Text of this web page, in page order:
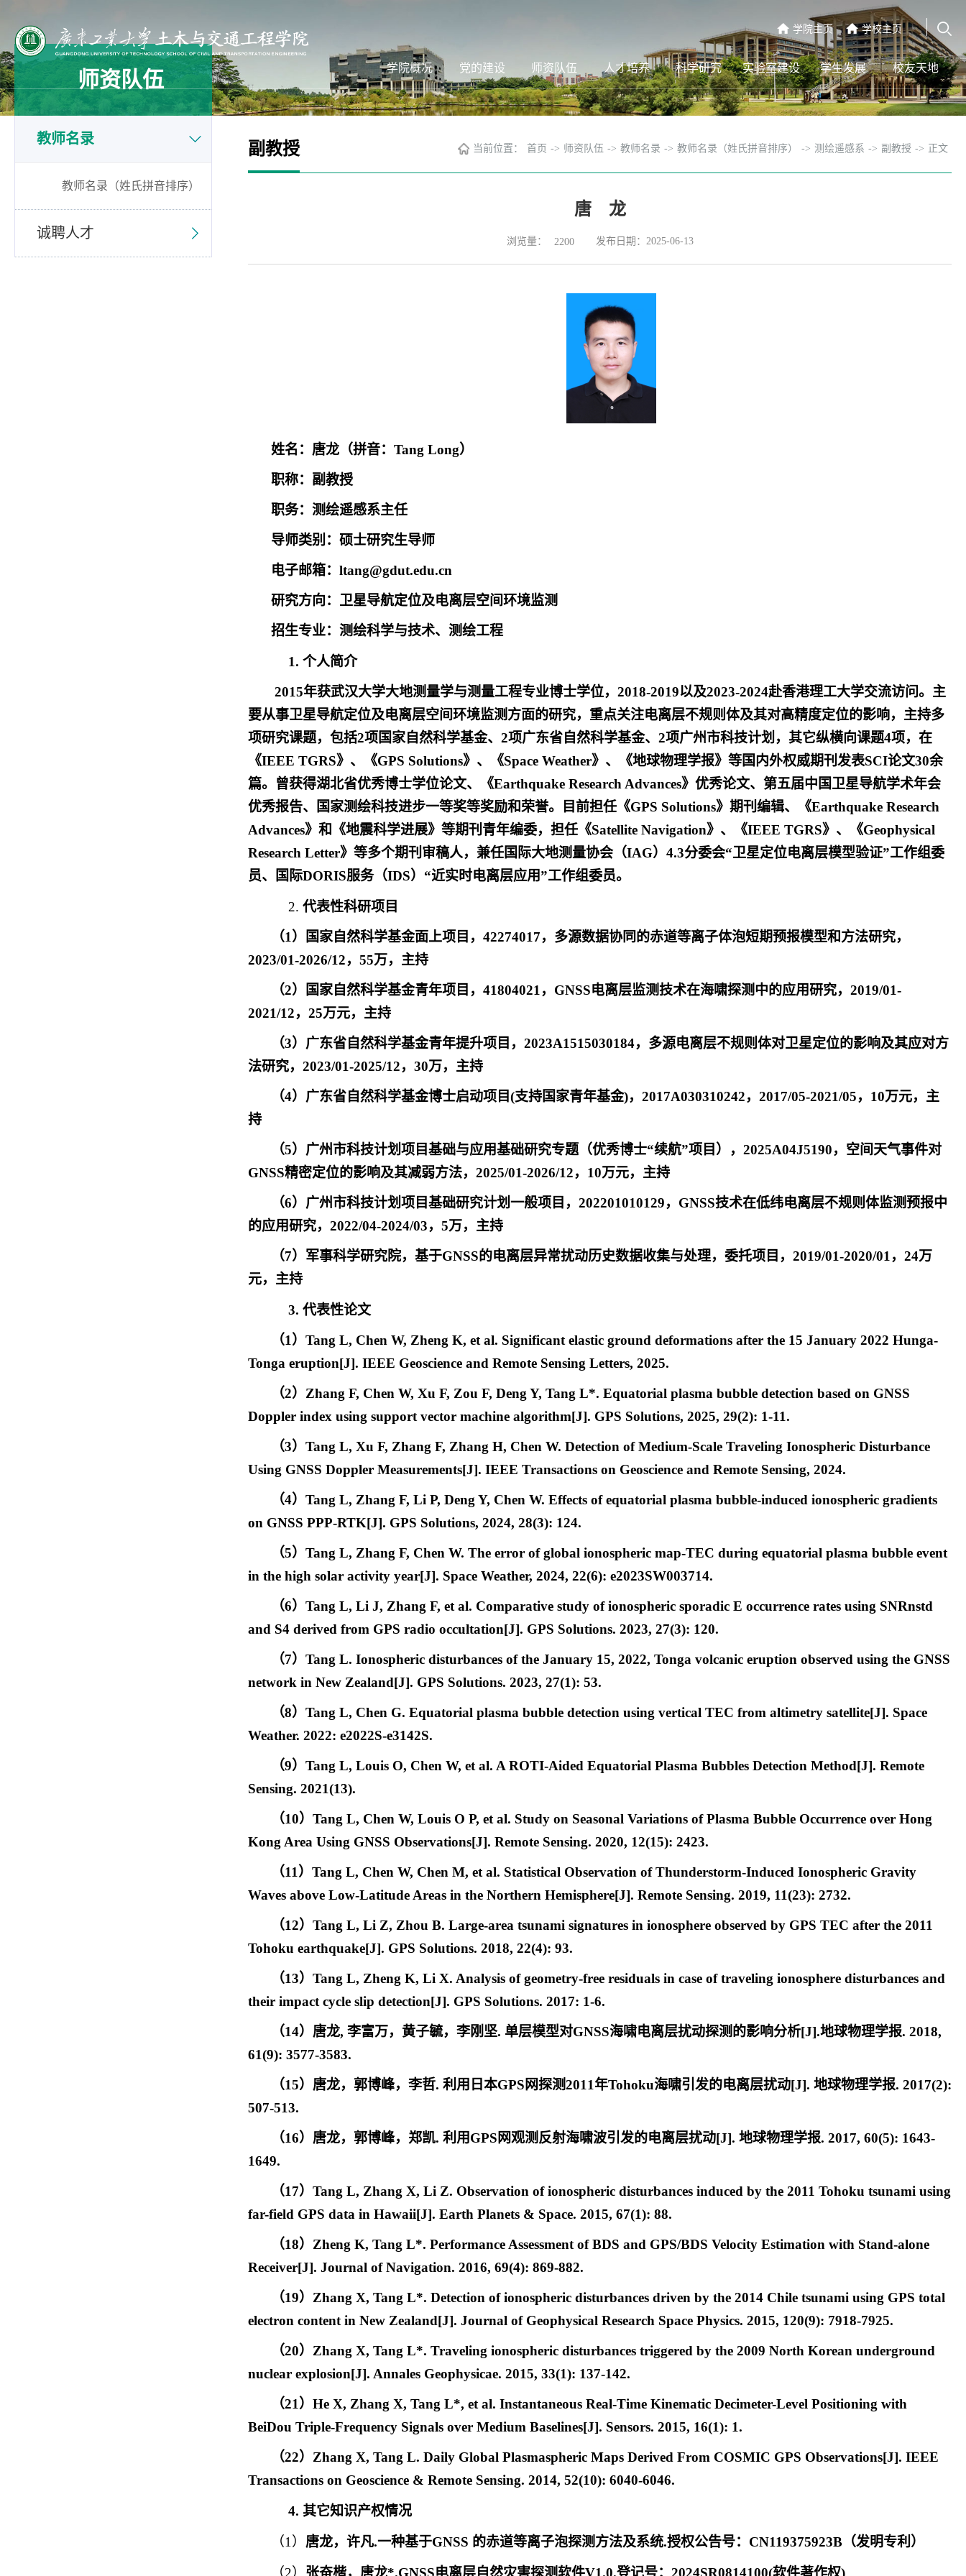
学校主页
学院主页
学院概况 党的建设 师资队伍 人才培养 科学研究 实验室建设 学生发展 校友天地
师资队伍
教师名录
教师名录（姓氏拼音排序）
诚聘人才
副教授 当前位置： 首页 -> 师资队伍 -> 教师名录 -> 教师名录（姓氏拼音排序） -> 测绘遥感系 -> 副教授 -> 正文
唐 龙
浏览量： 2200 发布日期：2025-06-13
姓名： 唐龙 （拼音： Tang Long）
职称： 副教授
职务： 测绘遥感系主任
导师类别： 硕士研究生导师
电子邮箱： ltang@gdut.edu.cn
研究方向： 卫星导航定位及电离层空间环境监测
招生专业： 测绘科学与技术、测绘工程
1. 个人简介
2015年获武汉大学大地测量学与测量工程专业博士学位，2018-2019以及2023-2024赴香港理工大学交流访问。主
要从事卫星导航定位及电离层空间环境监测方面的研究，重点关注电离层不规则体及其对高精度定位的影响，主持多
项研究课题，包括2项国家自然科学基金、2项广东省自然科学基金、2项广州市科技计划，其它纵横向课题4项，在
《IEEE TGRS》、《GPS Solutions》、《Space Weather》、《地球物理学报》等国内外权威期刊发表SCI论文30余
篇。曾获得湖北省优秀博士学位论文、《Earthquake Research Advances》优秀论文、第五届中国卫星导航学术年会
优秀报告、国家测绘科技进步一等奖等奖励和荣誉。目前担任《GPS Solutions》期刊编辑、《Earthquake Research
Advances》和《地震科学进展》等期刊青年编委，担任《Satellite Navigation》、《IEEE TGRS》、《Geophysical
Research Letter》等多个期刊审稿人，兼任国际大地测量协会（IAG）4.3分委会“卫星定位电离层模型验证”工作组委
员、国际DORIS服务（IDS）“近实时电离层应用”工作组委员。
2. 代表性科研项目
（1）国家自然科学基金面上项目，42274017，多源数据协同的赤道等离子体泡短期预报模型和方法研究，
2023/01-2026/12，55万，主持
（2）国家自然科学基金青年项目，41804021，GNSS电离层监测技术在海啸探测中的应用研究，2019/01-
2021/12，25万元，主持
（3）广东省自然科学基金青年提升项目，2023A1515030184，多源电离层不规则体对卫星定位的影响及其应对方
法研究，2023/01-2025/12，30万，主持
（4）广东省自然科学基金博士启动项目(支持国家青年基金)，2017A030310242，2017/05-2021/05，10万元，主
持
（5）广州市科技计划项目基础与应用基础研究专题（优秀博士“续航”项目），2025A04J5190，空间天气事件对
GNSS精密定位的影响及其减弱方法，2025/01-2026/12，10万元，主持
（6）广州市科技计划项目基础研究计划一般项目，202201010129，GNSS技术在低纬电离层不规则体监测预报中
的应用研究，2022/04-2024/03，5万，主持
（7）军事科学研究院，基于GNSS的电离层异常扰动历史数据收集与处理，委托项目，2019/01-2020/01，24万
元，主持
3. 代表性论文
（1） Tang L, Chen W, Zheng K, et al. Significant elastic ground deformations after the 15 January 2022 Hunga-
Tonga eruption[J]. IEEE Geoscience and Remote Sensing Letters, 2025.
（2） Zhang F, Chen W, Xu F, Zou F, Deng Y, Tang L*. Equatorial plasma bubble detection based on GNSS
Doppler index using support vector machine algorithm[J]. GPS Solutions, 2025, 29(2): 1-11.
（3） Tang L, Xu F, Zhang F, Zhang H, Chen W. Detection of Medium-Scale Traveling Ionospheric Disturbance
Using GNSS Doppler Measurements[J]. IEEE Transactions on Geoscience and Remote Sensing, 2024.
（4） Tang L, Zhang F, Li P, Deng Y, Chen W. Effects of equatorial plasma bubble-induced ionospheric gradients
on GNSS PPP-RTK[J]. GPS Solutions, 2024, 28(3): 124.
（5） Tang L, Zhang F, Chen W. The error of global ionospheric map‐TEC during equatorial plasma bubble event
in the high solar activity year[J]. Space Weather, 2024, 22(6): e2023SW003714.
（6） Tang L, Li J, Zhang F, et al. Comparative study of ionospheric sporadic E occurrence rates using SNRnstd
and S4 derived from GPS radio occultation[J]. GPS Solutions. 2023, 27(3): 120.
（7） Tang L. Ionospheric disturbances of the January 15, 2022, Tonga volcanic eruption observed using the GNSS
network in New Zealand[J]. GPS Solutions. 2023, 27(1): 53.
（8） Tang L, Chen G. Equatorial plasma bubble detection using vertical TEC from altimetry satellite[J]. Space
Weather. 2022: e2022S-e3142S.
（9） Tang L, Louis O, Chen W, et al. A ROTI-Aided Equatorial Plasma Bubbles Detection Method[J]. Remote
Sensing. 2021(13).
（10） Tang L, Chen W, Louis O P, et al. Study on Seasonal Variations of Plasma Bubble Occurrence over Hong
Kong Area Using GNSS Observations[J]. Remote Sensing. 2020, 12(15): 2423.
（11 ） Tang L, Chen W, Chen M, et al. Statistical Observation of Thunderstorm-Induced Ionospheric Gravity
Waves above Low-Latitude Areas in the Northern Hemisphere[J]. Remote Sensing. 2019, 11(23): 2732.
（12） Tang L, Li Z, Zhou B. Large-area tsunami signatures in ionosphere observed by GPS TEC after the 2011
Tohoku earthquake[J]. GPS Solutions. 2018, 22(4): 93.
（13） Tang L, Zheng K, Li X. Analysis of geometry-free residuals in case of traveling ionosphere disturbances and
their impact cycle slip detection[J]. GPS Solutions. 2017: 1-6.
（14） 唐龙, 李富万，黄子毓，李刚坚. 单层模型对GNSS海啸电离层扰动探测的影响分析[J].地球物理学报. 2018,
61(9): 3577-3583.
（15） 唐龙，郭博峰，李哲. 利用日本GPS网探测2011年Tohoku海啸引发的电离层扰动[J]. 地球物理学报. 2017(2):
507-513.
（16） 唐龙，郭博峰，郑凯. 利用GPS网观测反射海啸波引发的电离层扰动[J]. 地球物理学报. 2017, 60(5): 1643-
1649.
（17） Tang L, Zhang X, Li Z. Observation of ionospheric disturbances induced by the 2011 Tohoku tsunami using
far-field GPS data in Hawaii[J]. Earth Planets & Space. 2015, 67(1): 88.
（18） Zheng K, Tang L*. Performance Assessment of BDS and GPS/BDS Velocity Estimation with Stand-alone
Receiver[J]. Journal of Navigation. 2016, 69(4): 869-882.
（19） Zhang X, Tang L*. Detection of ionospheric disturbances driven by the 2014 Chile tsunami using GPS total
electron content in New Zealand[J]. Journal of Geophysical Research Space Physics. 2015, 120(9): 7918-7925.
（20） Zhang X, Tang L*. Traveling ionospheric disturbances triggered by the 2009 North Korean underground
nuclear explosion[J]. Annales Geophysicae. 2015, 33(1): 137-142.
（21 ） He X, Zhang X, Tang L*, et al. Instantaneous Real-Time Kinematic Decimeter-Level Positioning with
BeiDou Triple-Frequency Signals over Medium Baselines[J]. Sensors. 2015, 16(1): 1.
（22） Zhang X, Tang L. Daily Global Plasmaspheric Maps Derived From COSMIC GPS Observations[J]. IEEE
Transactions on Geoscience & Remote Sensing. 2014, 52(10): 6040-6046.
4. 其它知识产权情况
（1） 唐龙，许凡.一种基于GNSS 的赤道等离子泡探测方法及系统.授权公告号：CN119375923B（发明专利）
（2） 张奋楷，唐龙*.GNSS电离层自然灾害探测软件V1.0.登记号：2024SR0814100(软件著作权)